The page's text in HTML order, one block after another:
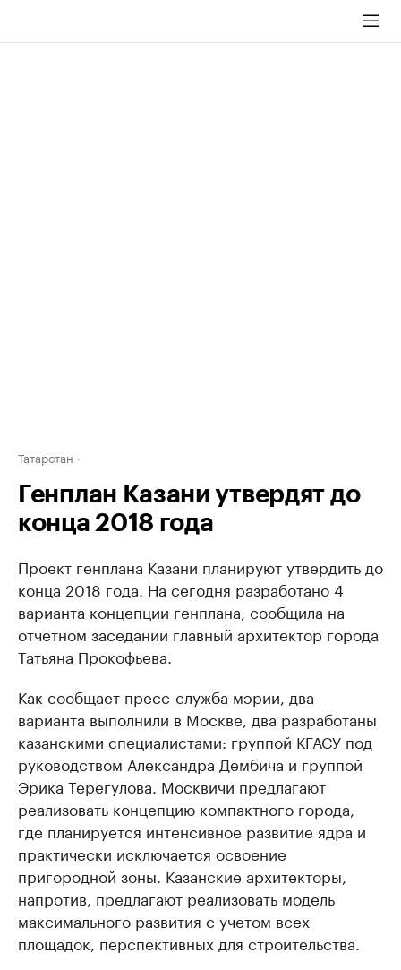
Татарстан
Генплан Казани утвердят до
конца 2018 года
Проект генплана Казани планируют утвердить до
конца 2018 года. На сегодня разработано 4
варианта концепции генплана, сообщила на
отчетном заседании главный архитектор города
Татьяна Прокофьева.
Как сообщает пресс-служба мэрии, два
варианта выполнили в Москве, два разработаны
казанскими специалистами: группой КГАСУ под
руководством Александра Дембича и группой
Эрика Терегулова. Москвичи предлагают
реализовать концепцию компактного города,
где планируется интенсивное развитие ядра и
практически исключается освоение
пригородной зоны. Казанские архитекторы,
напротив, предлагают реализовать модель
максимального развития с учетом всех
площадок, перспективных для строительства.